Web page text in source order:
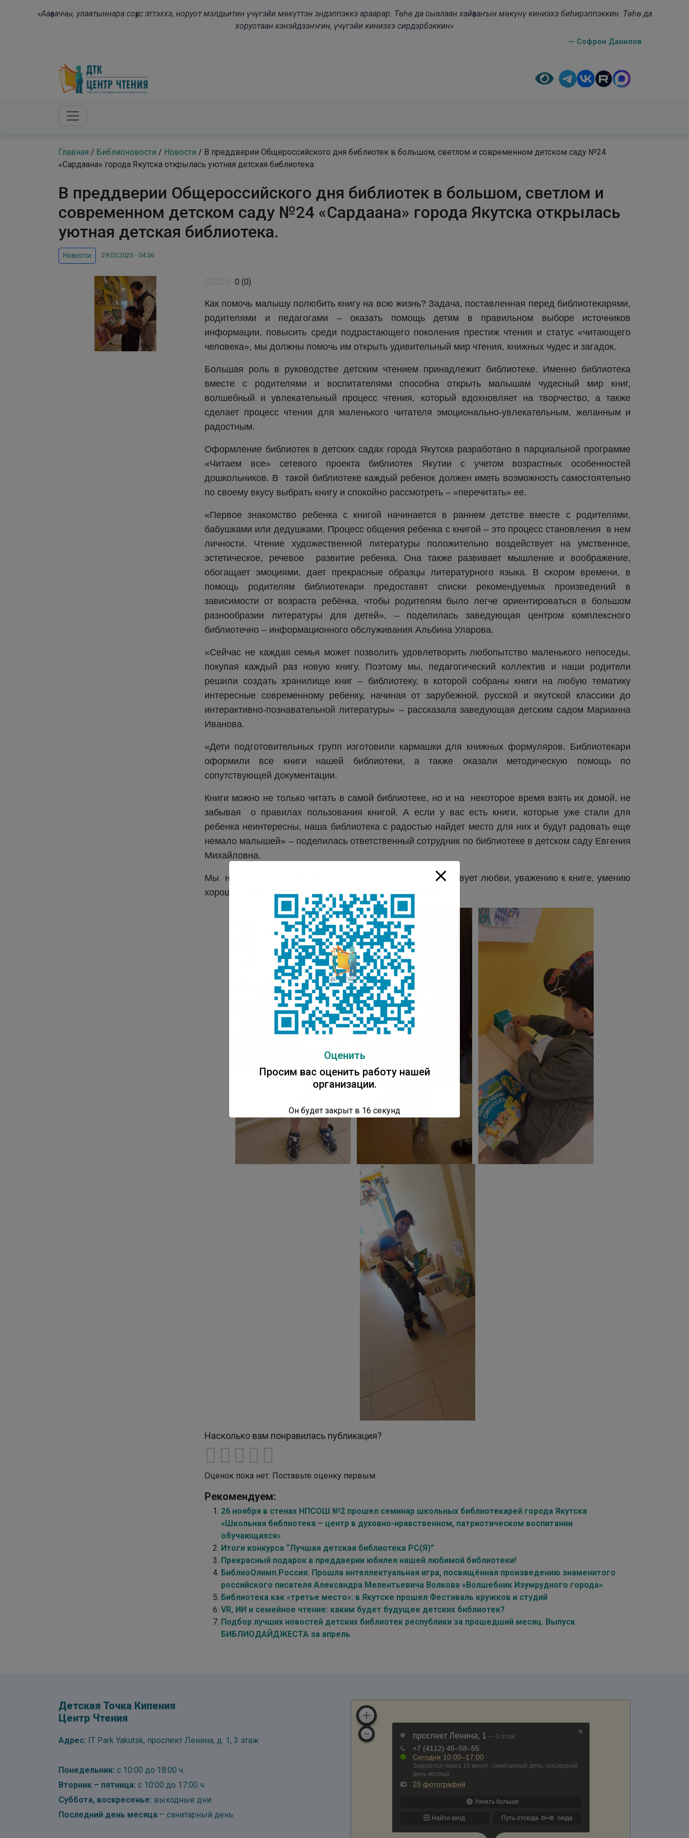
«Ааҕааччы, улаатыннара соҕус эттэххэ, норуот мэлдьитин үчүгэйи мөкүттэн эндэппэккэ араарар. Төһө да сыалаан хайҕааҥын мөкүнү киниэхэ биһирэппэккин. Төһө да
хоруотаан кэнэйдээҥҥин, үчүгэйи киниэхэ сирдэрбэккин»
— Софрон Данилов
Главная / Библионовости / Новости / В преддверии Общероссийского дня библиотек в большом, светлом и современном детском саду №24
«Сардаана» города Якутска открылась уютная детская библиотека.
В преддверии Общероссийского дня библиотек в большом, светлом и
современном детском саду №24 «Сардаана» города Якутска открылась
уютная детская библиотека.
Новости 29.05.2023 - 04:36
0 (0)
Как помочь малышу полюбить книгу на всю жизнь? Задача, поставленная перед библиотекарями,
родителями и педагогами – оказать помощь детям в правильном выборе источников
информации, повысить среди подрастающего поколения престиж чтения и статус «читающего
человека», мы должны помочь им открыть удивительный мир чтения, книжных чудес и загадок.
Большая роль в руководстве детским чтением принадлежит библиотеке. Именно библиотека
вместе с родителями и воспитателями способна открыть малышам чудесный мир книг,
волшебный и увлекательный процесс чтения, который вдохновляет на творчество, а также
сделает процесс чтения для маленького читателя эмоционально-увлекательным, желанным и
радостным.
Оформление библиотек в детских садах города Якутска разработано в парциальной программе
«Читаем все» сетевого проекта библиотек Якутии с учетом возрастных особенностей
дошкольников. В такой библиотеке каждый ребенок должен иметь возможность самостоятельно
по своему вкусу выбрать книгу и спокойно рассмотреть – «перечитать» ее.
«Первое знакомство ребенка с книгой начинается в раннем детстве вместе с родителями,
бабушками или дедушками. Процесс общения ребенка с книгой – это процесс становления в нем
личности. Чтение художественной литературы положительно воздействует на умственное,
эстетическое, речевое развитие ребенка. Она также развивает мышление и воображение,
обогащает эмоциями, дает прекрасные образцы литературного языка. В скором времени, в
помощь родителям библиотекари предоставят списки рекомендуемых произведений в
зависимости от возраста ребёнка, чтобы родителям было легче ориентироваться в большом
разнообразии литературы для детей», – поделилась заведующая центром комплексного
библиотечно – информационного обслуживания Альбина Уларова.
«Сейчас не каждая семья может позволить удовлетворить любопытство маленького непоседы,
покупая каждый раз новую книгу. Поэтому мы, педагогический коллектив и наши родители
решили создать хранилище книг – библиотеку, в которой собраны книги на любую тематику
интересные современному ребенку, начиная от зарубежной, русской и якутской классики до
интерактивно-познавательной литературы» – рассказала заведующая детским садом Марианна
Иванова.
«Дети подготовительных групп изготовили кармашки для книжных формуляров. Библиотекари
оформили все книги нашей библиотеки, а также оказали методическую помощь по
сопутствующей документации.
Книги можно не только читать в самой библиотеке, но и на некоторое время взять их домой, не
забывая о правилах пользования книгой. А если у вас есть книги, которые уже стали для
ребенка неинтересны, наша библиотека с радостью найдет место для них и будут радовать еще
немало малышей» – поделилась ответственный сотрудник по библиотеке в детском саду Евгения
Михайловна.
Мы надеемся, что библиотека в детском саду поспособствует любви, уважению к книге, умению
хорошо читать и творческому восприятию литературы.
Насколько вам понравилась публикация?
Оценок пока нет. Поставьте оценку первым.
Рекомендуем:
26 ноября в стенах НПСОШ №2 прошел семинар школьных библиотекарей города Якутска
«Школьная библиотека – центр в духовно-нравственном, патриотическом воспитании
обучающихся»
Итоги конкурса “Лучшая детская библиотека РС(Я)”
Прекрасный подарок в преддверии юбилея нашей любимой библиотеки!
БиблиоОлимп.Россия. Прошла интеллектуальная игра, посвящённая произведению знаменитого
российского писателя Александра Мелентьевича Волкова «Волшебник Изумрудного города»
Библиотека как «третье место»: в Якутске прошел Фестиваль кружков и студий
VR, ИИ и семейное чтение: каким будет будущее детских библиотек?
Подбор лучших новостей детских библиотек республики за прошедший месяц. Выпуск
БИБЛИОДАЙДЖЕСТА за апрель
Детская Точка Кипения
Центр Чтения
Адрес: IT Park Yakutsk, проспект Ленина, д. 1, 3 этаж
Понедельник: с 10:00 до 18:00 ч.
Вторник – пятница: с 10:00 до 17:00 ч.
Суббота, воскресенье: выходные дни
Последний день месяца – санитарный день
Оценить
Просим вас оценить работу нашей
организации.
Он будет закрыт в 16 секунд